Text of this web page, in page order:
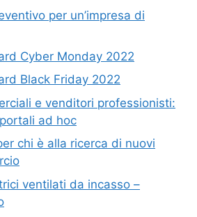
per un’impresa di
Cyber Monday 2022
Black Friday 2022
e venditori professionisti:
ad hoc
chi è alla ricerca di nuovi
ventilati da incasso –